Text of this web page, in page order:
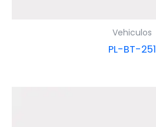
Vehiculos
PL-BT-251